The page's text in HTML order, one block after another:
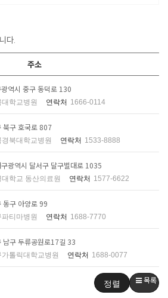
다.
주소
역시 중구 동덕로 130
대학교병원 연락처 1666-0114
북구 호국로 807
경북대학교병원 연락처 1533-8888
광역시 달서구 달구벌대로 1035
대학교 동산의료원 연락처 1577-6622
동구 아양로 99
파티마병원 연락처 1688-7770
구 두류공원로17길 33
가톨릭대학교병원 연락처 1688-0077
정렬 목록